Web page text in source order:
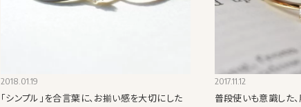
2018.01.19
「シンプル」を合言葉に、お揃い感を大切にした
2017.11.12
普段使いも意識した